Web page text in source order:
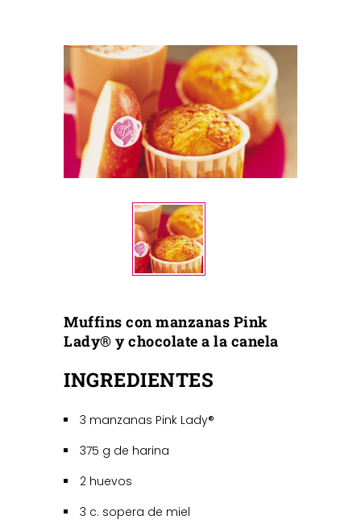
Muffins con manzanas Pink
Lady® y chocolate a la canela
INGREDIENTES
3 manzanas Pink Lady®
375 g de harina
2 huevos
3 c. sopera de miel